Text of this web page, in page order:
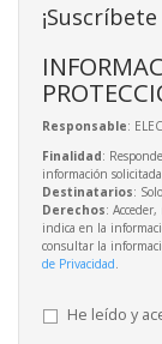
Responsable:
Finalidad:
información
Destinatarios:
Derechos:
indica en la
consultar la
de Privacidad
He leído y